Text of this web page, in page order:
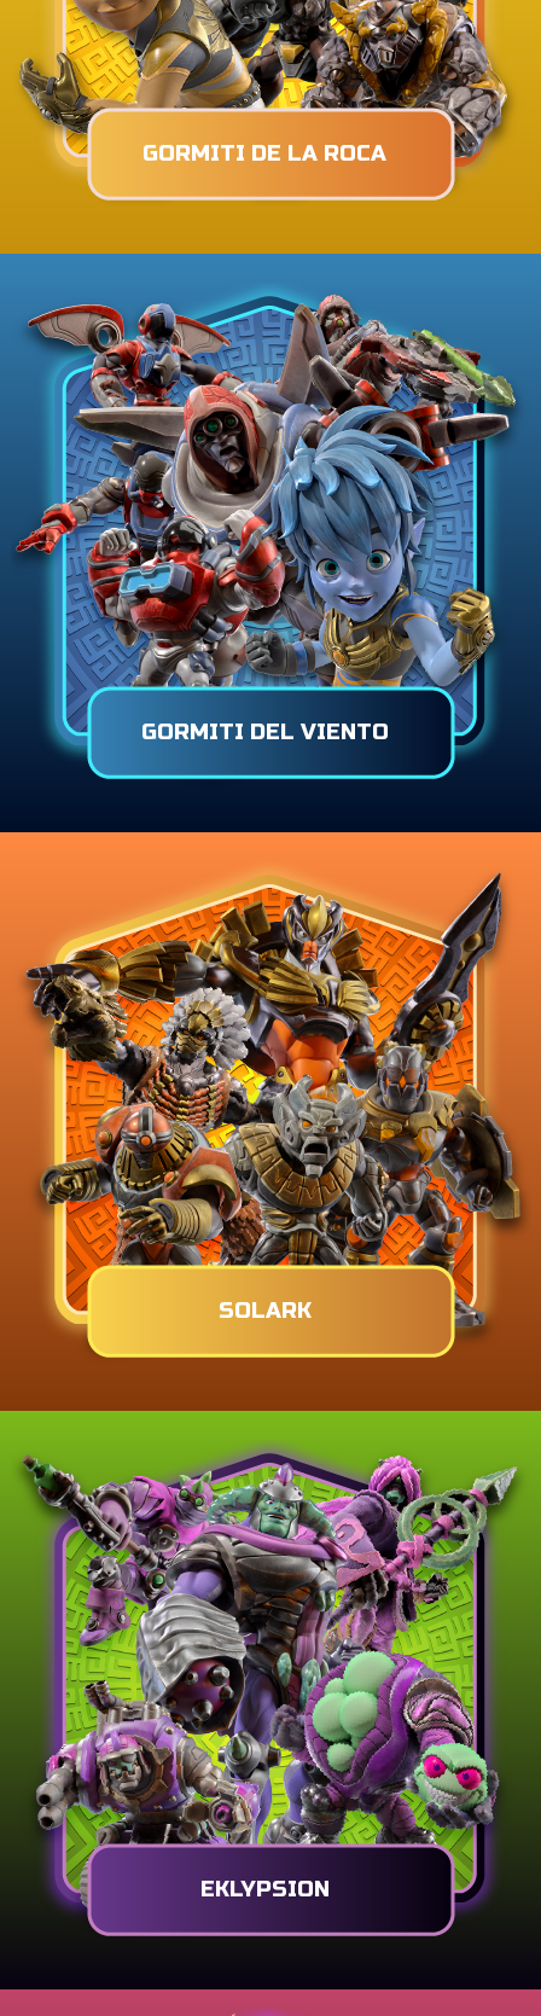
GORMITI DE LA ROCA
GORMITI DEL VIENTO
SOLARK
EKLYPSION